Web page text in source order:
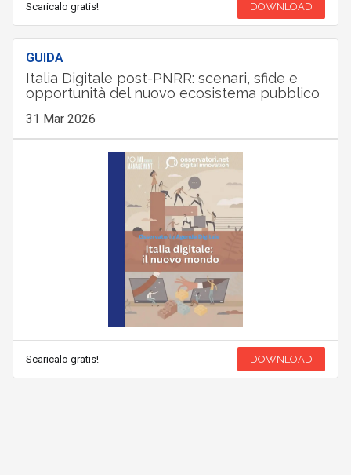
Scaricalo gratis! DOWNLOAD
GUIDA
Italia Digitale post-PNRR: scenari, sfide e
opportunità del nuovo ecosistema pubblico
31 Mar 2026
Scaricalo gratis! DOWNLOAD